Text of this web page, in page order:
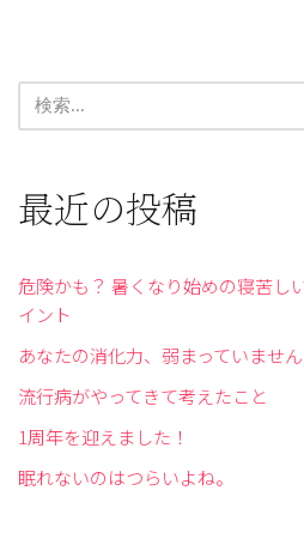
最近の投稿
危険かも？ 暑くなり始めの寝苦し
イント
あなたの消化力、弱まっていません
流行病がやってきて考えたこと
1周年を迎えました！
眠れないのはつらいよね。